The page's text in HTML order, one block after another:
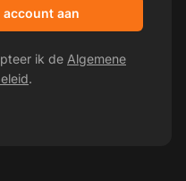
account aan
ik de Algemene
.